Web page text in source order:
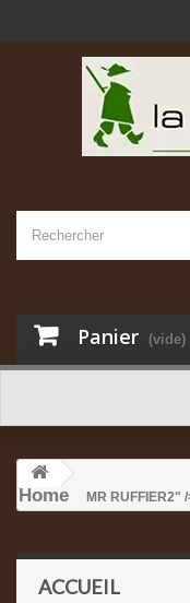
Panier (vide)
Home MR RUFFIER2" /
ACCUEIL